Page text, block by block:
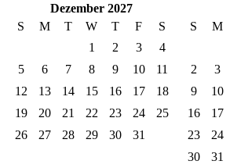
Dezember 2027
S
M T W T F
S
1
2 3
4
5
6 7 8 9 10
11
12
13 14 15 16 17
18
19
20 21 22 23 24
25
26
27 28 29 30 31
S
M
2
3
9
10
16
17
23
24
30
31